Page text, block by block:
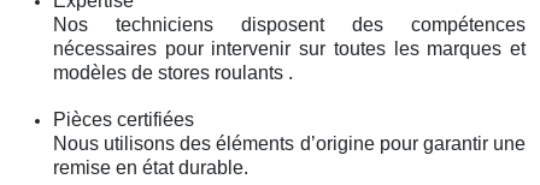
Nos techniciens disposent des compétences
nécessaires pour intervenir sur toutes les marques et
modèles de stores roulants .
Pièces certifiées
Nous utilisons des éléments d’origine pour garantir une
remise en état durable.